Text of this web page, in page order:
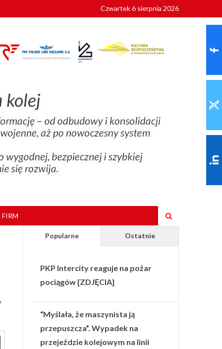
roku
Czwartek 6 sierpnia 2026
Popularne Ostatnie
PKP Intercity reaguje na pożar
pociągów [ZDJĘCIA]
“Myślała, że maszynista ją
przepuszcza”. Wypadek na
przejeździe kolejowym na linii